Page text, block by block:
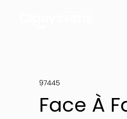
97445
Face À